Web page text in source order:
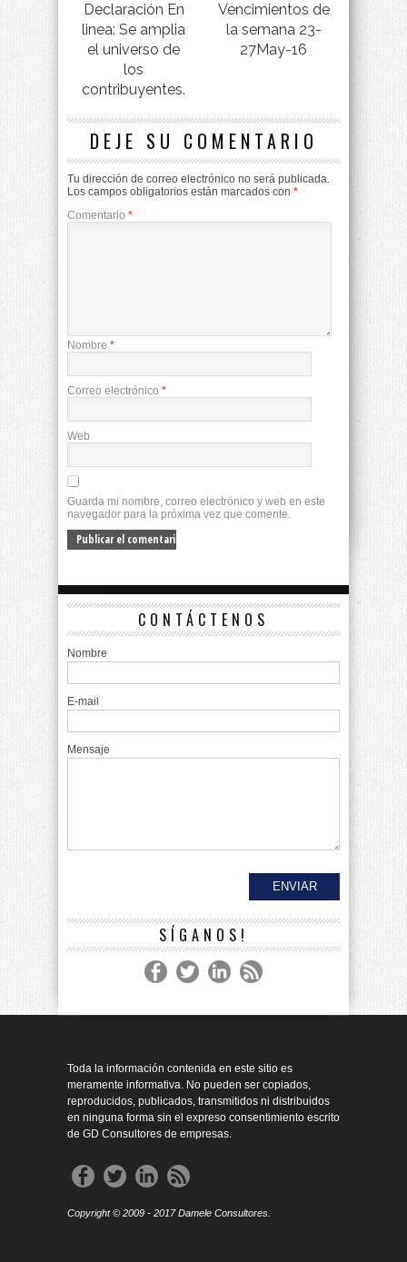
Declaración En
linea: Se amplia
el universo de
los
contribuyentes.
Vencimientos de
la semana 23-
27May-16
DEJE SU COMENTARIO
Tu dirección de correo electrónico no será publicada.
Los campos obligatorios están marcados con *
Comentario *
Nombre *
Correo electrónico *
Web
Guarda mi nombre, correo electrónico y web en este
navegador para la próxima vez que comente.
CONTÁCTENOS
Nombre
E-mail
Mensaje
SÍGANOS!
Toda la información contenida en este sitio es
meramente informativa. No pueden ser copiados,
reproducidos, publicados, transmitidos ni distribuidos
en ninguna forma sin el expreso consentimiento escrito
de GD Consultores de empresas.
Copyright © 2009 - 2017 Damele Consultores.